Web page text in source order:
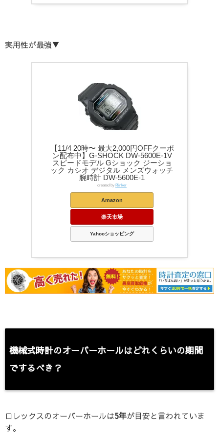
実用性が最強▼
【11/4 20時〜 最大2,000円OFFクーポ
ン配布中】G-SHOCK DW-5600E-1V
スピードモデル Gショック ジーショ
ック カシオ デジタル メンズウォッチ
腕時計 DW-5600E-1
created by Rinker
Amazon
楽天市場
Yahooショッピング
機械式時計のオーバーホールはどれくらいの期間
でするべき？
ロレックスのオーバーホールは5年が目安と言われていま
す。